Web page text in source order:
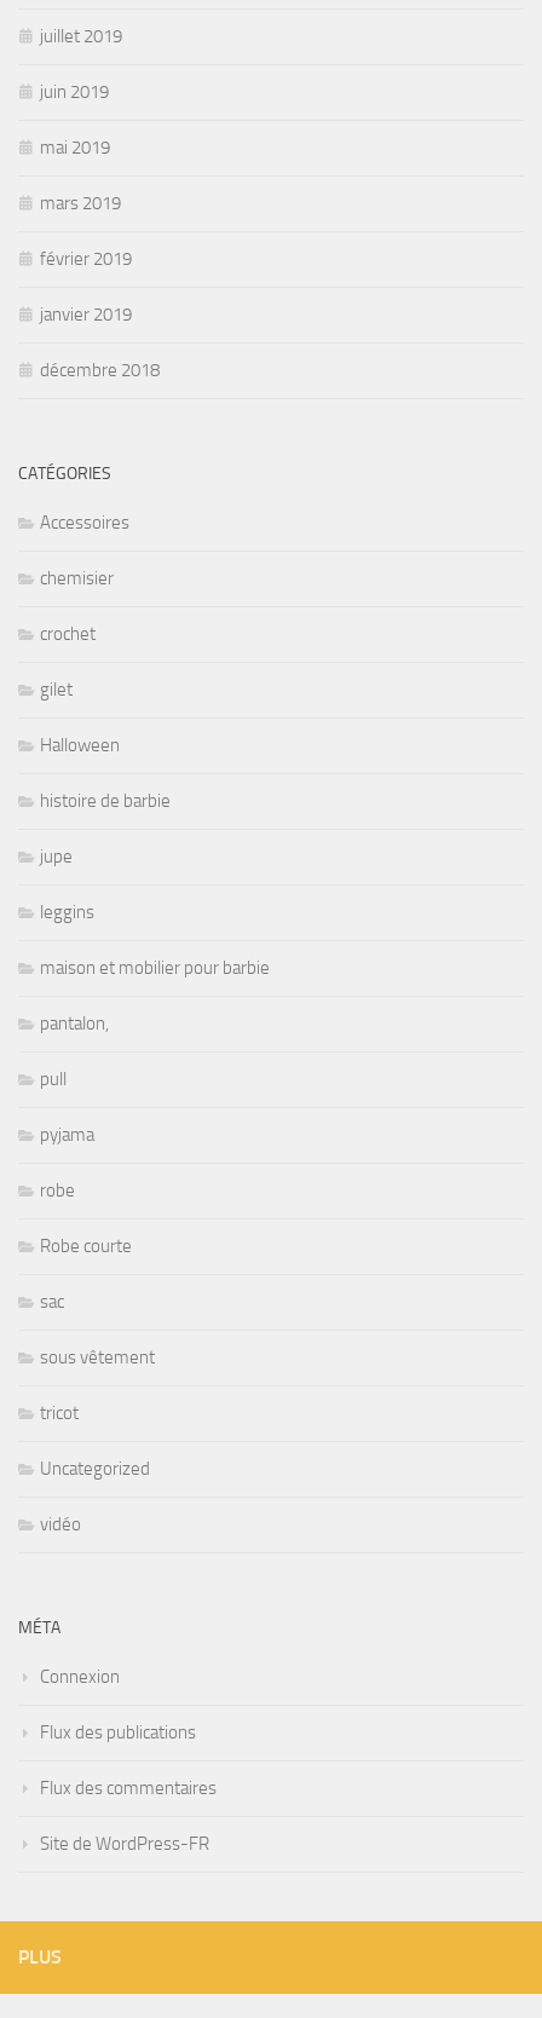
juillet 2019
juin 2019
mai 2019
mars 2019
février 2019
janvier 2019
décembre 2018
CATÉGORIES
Accessoires
chemisier
crochet
gilet
Halloween
histoire de barbie
jupe
leggins
maison et mobilier pour barbie
pantalon,
pull
pyjama
robe
Robe courte
sac
sous vêtement
tricot
Uncategorized
vidéo
MÉTA
Connexion
Flux des publications
Flux des commentaires
Site de WordPress-FR
PLUS